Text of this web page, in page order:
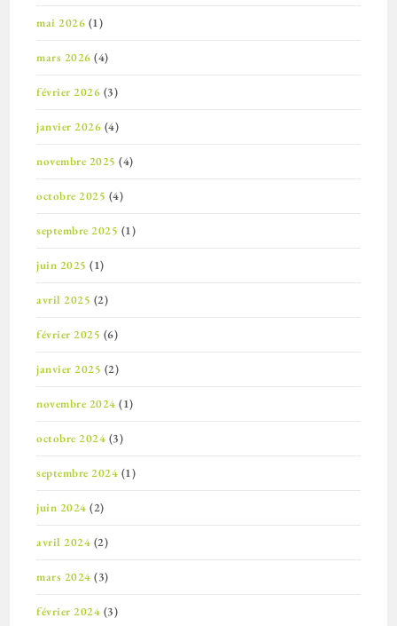
mai 2026 (1)
mars 2026 (4)
février 2026 (3)
janvier 2026 (4)
novembre 2025 (4)
octobre 2025 (4)
septembre 2025 (1)
juin 2025 (1)
avril 2025 (2)
février 2025 (6)
janvier 2025 (2)
novembre 2024 (1)
octobre 2024 (3)
septembre 2024 (1)
juin 2024 (2)
avril 2024 (2)
mars 2024 (3)
février 2024 (3)